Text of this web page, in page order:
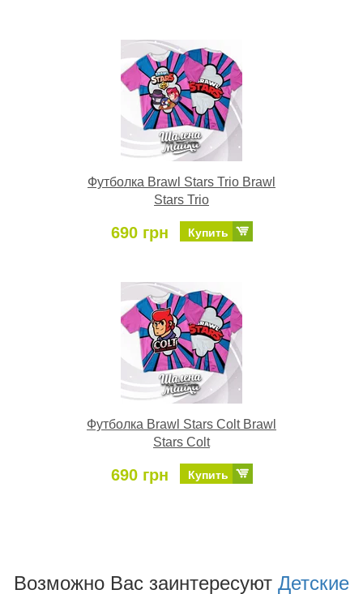
Футболка Brawl Stars Trio Brawl
Stars Trio
690 грн Купить
Футболка Brawl Stars Colt Brawl
Stars Colt
690 грн Купить
Возможно Ваc заинтересуют Детские